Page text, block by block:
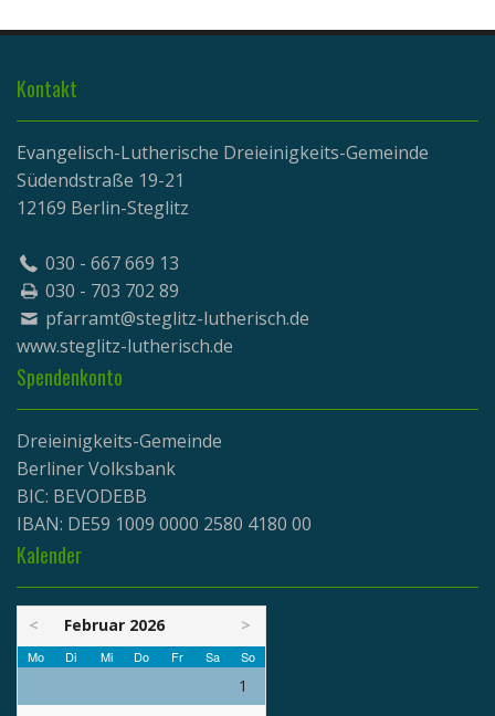
Kontakt
Evangelisch-Lutherische Dreieinigkeits-Gemeinde
Südendstraße 19-21
12169 Berlin-Steglitz
030 - 667 669 13
030 - 703 702 89
pfarramt@steglitz-lutherisch.de
www.steglitz-lutherisch.de
Spendenkonto
Dreieinigkeits-Gemeinde
Berliner Volksbank
BIC: BEVODEBB
IBAN: DE59 1009 0000 2580 4180 00
Kalender
< Februar 2026 >
Mo Di Mi Do Fr Sa So
1